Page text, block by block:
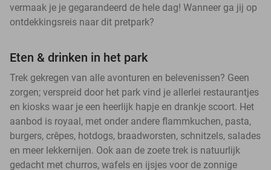
vermaak je je gegarandeerd de hele dag! Wanneer ga jij op
ontdekkingsreis naar dit pretpark?
Eten & drinken in het park
Trek gekregen van alle avonturen en belevenissen? Geen
zorgen; verspreid door het park vind je allerlei restaurantjes
en kiosks waar je een heerlijk hapje en drankje scoort. Het
aanbod is royaal, met onder andere flammkuchen, pasta,
burgers, crêpes, hotdogs, braadworsten, schnitzels, salades
en meer lekkernijen. Ook aan de zoete trek is natuurlijk
gedacht met churros, wafels en ijsjes voor de zonnige